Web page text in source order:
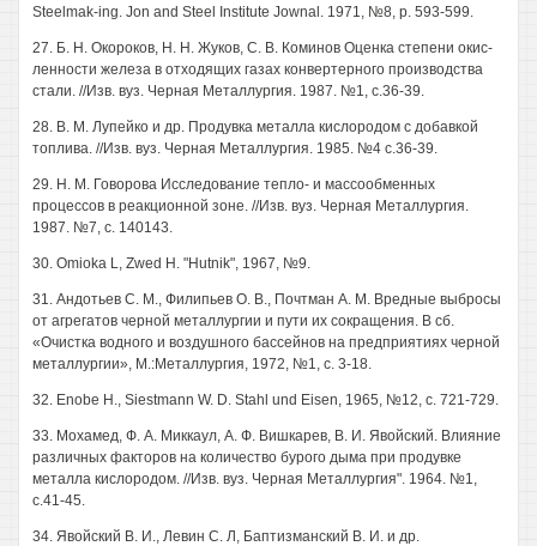
Steelmak-ing. Jon and Steel Institute Jownal. 1971, №8, p. 593-599.
27. Б. H. Окороков, H. H. Жуков, С. В. Коминов Оценка степени окис-
ленности железа в отходящих газах конвертерного производства
стали. //Изв. вуз. Черная Металлургия. 1987. №1, с.36-39.
28. В. М. Лупейко и др. Продувка металла кислородом с добавкой
топлива. //Изв. вуз. Черная Металлургия. 1985. №4 с.36-39.
29. Н. М. Говорова Исследование тепло- и массообменных
процессов в реакционной зоне. //Изв. вуз. Черная Металлургия.
1987. №7, с. 140143.
30. Omioka L, Zwed Н. "Hutnik", 1967, №9.
31. Андотьев С. М., Филипьев О. В., Почтман А. М. Вредные выбросы
от агрегатов черной металлургии и пути их сокращения. В сб.
«Очистка водного и воздушного бассейнов на предприятиях черной
металлургии», М.:Металлургия, 1972, №1, с. 3-18.
32. Enobe Н., Siestmann W. D. Stahl und Eisen, 1965, №12, с. 721-729.
33. Мохамед, Ф. А. Миккаул, А. Ф. Вишкарев, В. И. Явойский. Влияние
различных факторов на количество бурого дыма при продувке
металла кислородом. //Изв. вуз. Черная Металлургия". 1964. №1,
с.41-45.
34. Явойский В. И., Левин С. Л, Баптизманский В. И. и др.